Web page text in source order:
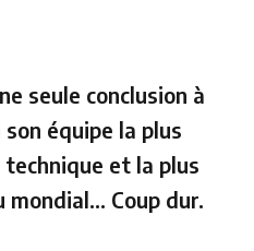
seule conclusion à
équipe la plus
et la plus
mondial… Coup dur.